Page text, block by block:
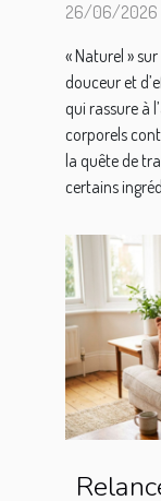
26/06/2026
« Naturel »
douceur et
qui rassure à
corporels
la quête de
certains